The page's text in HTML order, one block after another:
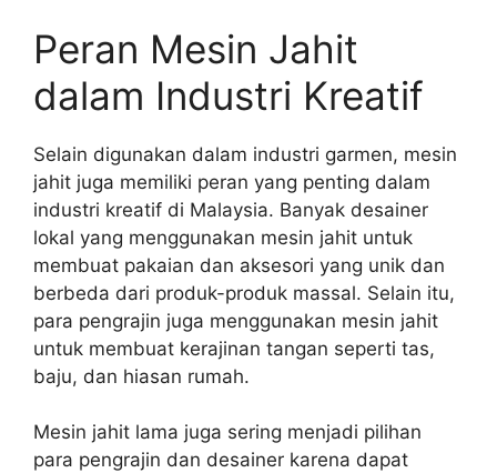
Peran Mesin Jahit
dalam Industri Kreatif
Selain digunakan dalam industri garmen, mesin
jahit juga memiliki peran yang penting dalam
industri kreatif di Malaysia. Banyak desainer
lokal yang menggunakan mesin jahit untuk
membuat pakaian dan aksesori yang unik dan
berbeda dari produk-produk massal. Selain itu,
para pengrajin juga menggunakan mesin jahit
untuk membuat kerajinan tangan seperti tas,
baju, dan hiasan rumah.
Mesin jahit lama juga sering menjadi pilihan
para pengrajin dan desainer karena dapat